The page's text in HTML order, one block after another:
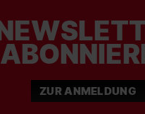
ZUR ANMELDUNG